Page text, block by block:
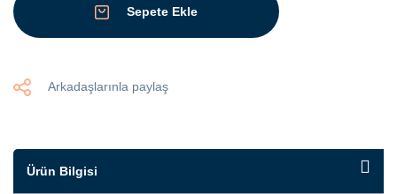
Sepete Ekle
Arkadaşlarınla paylaş
Ürün Bilgisi